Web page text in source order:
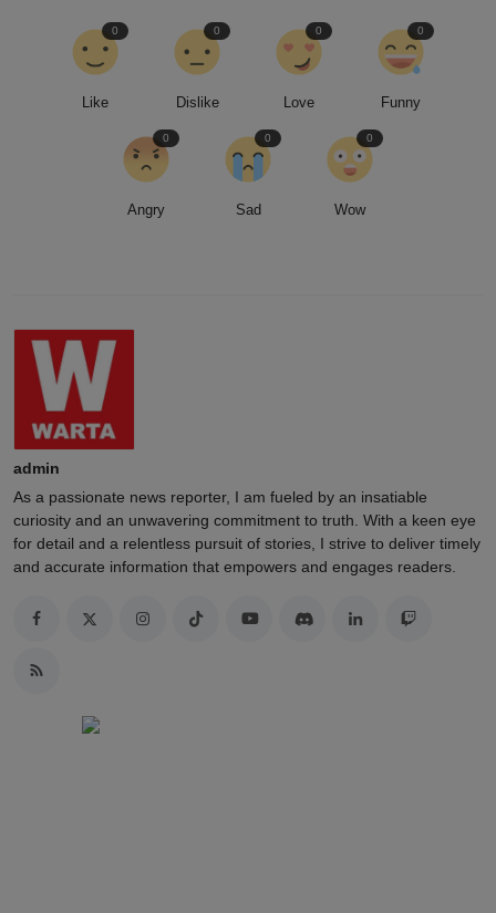
Like
0
Dislike
0
Love
0
Funny
0
Angry
0
Sad
0
Wow
0
admin
As a passionate news reporter, I am fueled by an insatiable
curiosity and an unwavering commitment to truth. With a keen eye
for detail and a relentless pursuit of stories, I strive to deliver timely
and accurate information that empowers and engages readers.